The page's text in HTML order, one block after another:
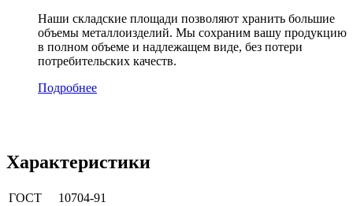
Наши складские площади позволяют хранить большие
объемы металлоизделий. Мы сохраним вашу продукцию
в полном объеме и надлежащем виде, без потери
потребительских качеств.
Подробнее
Характеристики
ГОСТ
10704-91